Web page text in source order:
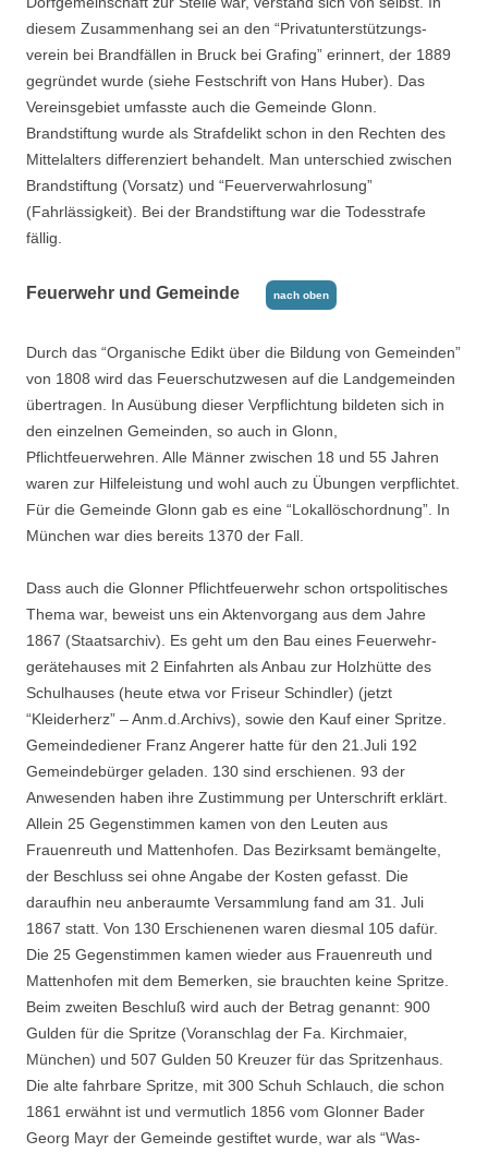
diesem Zusammenhang sei an den “Privatunterstützungs­
verein bei Brandfällen in Bruck bei Grafing” erinnert, der 1889
gegründet wurde (siehe Festschrift von Hans Huber). Das
Vereinsgebiet umfasste auch die Gemeinde Glonn.
Brandstiftung wurde als Strafdelikt schon in den Rechten des
Mittelalters differenziert be­handelt. Man unterschied zwischen
Brandstiftung (Vorsatz) und “Feuerverwahrlosung”
(Fahrlässigkeit). Bei der Brandstiftung war die Todesstrafe
fällig.
Feuerwehr und Gemeinde nach oben
Durch das “Organische Edikt über die Bildung von Gemeinden”
von 1808 wird das Feuer­schutzwesen auf die Landgemeinden
übertragen. In Ausübung dieser Verpflichtung bildeten sich in
den einzelnen Gemeinden, so auch in Glonn,
Pflichtfeuerwehren. Alle Männer zwi­schen 18 und 55 Jahren
waren zur Hilfeleistung und wohl auch zu Übungen verpflichtet.
Für die Gemeinde Glonn gab es eine “Lokallöschordnung”. In
München war dies bereits 1370 der Fall.
Dass auch die Glonner Pflichtfeuerwehr schon ortspolitisches
Thema war, beweist uns ein Aktenvorgang aus dem Jahre
1867 (Staatsarchiv). Es geht um den Bau eines Feuerwehr­
gerätehauses mit 2 Einfahrten als Anbau zur Holzhütte des
Schulhauses (heute etwa vor Friseur Schindler) (jetzt
“Kleiderherz” – Anm.d.Archivs), sowie den Kauf einer Spritze.
Gemeindediener Franz Angerer hatte für den 21.Juli 192
Gemeindebürger geladen. 130 sind erschienen. 93 der
Anwesenden haben ihre Zustimmung per Unterschrift erklärt.
Allein 25 Gegenstimmen kamen von den Leuten aus
Frauenreuth und Mattenhofen. Das Bezirksamt bemängelte,
der Beschluss sei ohne Angabe der Kosten gefasst. Die
daraufhin neu anberaumte Versammlung fand am 31. Juli
1867 statt. Von 130 Erschienenen waren diesmal 105 dafür.
Die 25 Gegenstimmen kamen wieder aus Frauenreuth und
Mattenhofen mit dem Bemerken, sie brauchten keine Spritze.
Beim zweiten Beschluß wird auch der Betrag genannt: 900
Gulden für die Spritze (Vor­anschlag der Fa. Kirchmaier,
München) und 507 Gulden 50 Kreuzer für das Spritzenhaus.
Die alte fahrbare Spritze, mit 300 Schuh Schlauch, die schon
1861 erwähnt ist und vermut­lich 1856 vom Glonner Bader
Georg Mayr der Gemeinde gestiftet wurde, war als “Was­